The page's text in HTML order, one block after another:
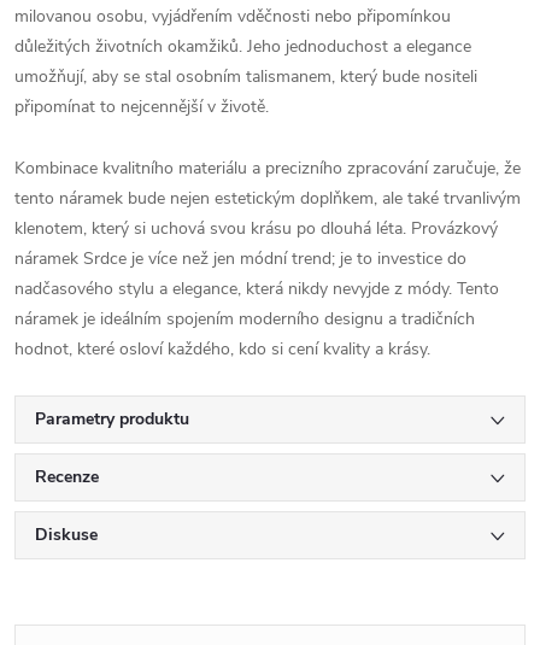
milovanou osobu, vyjádřením vděčnosti nebo připomínkou
důležitých životních okamžiků. Jeho jednoduchost a elegance
umožňují, aby se stal osobním talismanem, který bude nositeli
připomínat to nejcennější v životě.
Kombinace kvalitního materiálu a precizního zpracování zaručuje, že
tento náramek bude nejen estetickým doplňkem, ale také trvanlivým
klenotem, který si uchová svou krásu po dlouhá léta. Provázkový
náramek Srdce je více než jen módní trend; je to investice do
nadčasového stylu a elegance, která nikdy nevyjde z módy. Tento
náramek je ideálním spojením moderního designu a tradičních
hodnot, které osloví každého, kdo si cení kvality a krásy.
Parametry produktu
Recenze
Diskuse